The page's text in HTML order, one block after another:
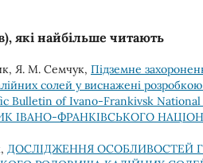
які найбільше читають
Я. М. Семчук, Підземне
солей у виснажені
Bulletin of Ivano-Frankivsk
ІВАНО-ФРАНКІВСЬКОГО
ДОСЛІДЖЕННЯ ОСОБЛИВОСТЕЙ